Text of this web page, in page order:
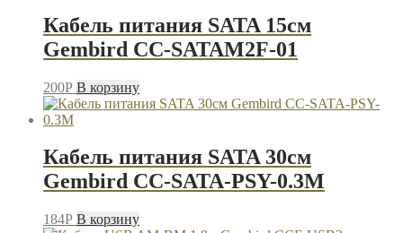
черныйКабель питания SATA 15см
Gembird CC-SATAM2F-01
200P В корзину
Кабель питания SATA 30см
Gembird CC-SATA-PSY-0.3M
184P В корзину